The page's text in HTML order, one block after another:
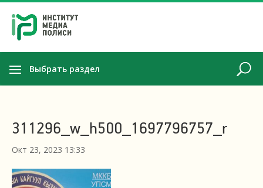
Выбрать раздел
311296_w_h500_1697796757_r
Окт 23, 2023 13:33